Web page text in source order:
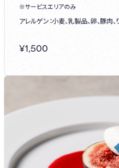
※サービスエリアのみ
アレルゲン：小麦、乳製品、卵、豚肉、
¥1,500